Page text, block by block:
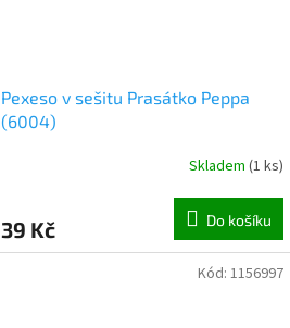
Pexeso v sešitu Prasátko Peppa
(6004)
Skladem (1 ks)
39 Kč Do košíku
Kód: 1156997